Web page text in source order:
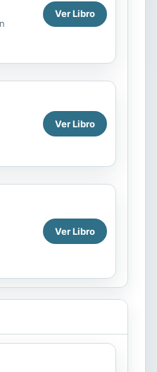
Ver Libro
Ver Libro
Ver Libro